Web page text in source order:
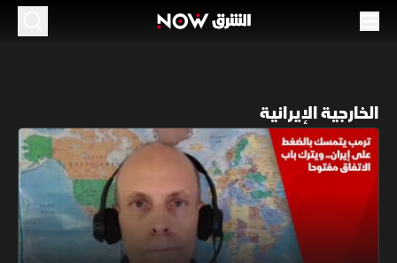
الخارجية الإيرانية